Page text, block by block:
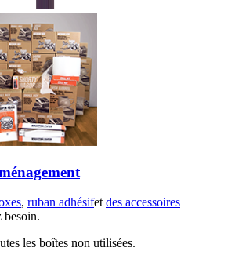
, ruban adhésifetdes accessoires
besoin.
les boîtes non utilisées.